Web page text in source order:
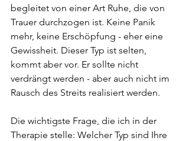
begleitet von einer Art Ruhe, die von
Trauer durchzogen ist. Keine Panik
mehr, keine Erschöpfung - eher eine
Gewissheit. Dieser Typ ist selten,
kommt aber vor. Er sollte nicht
verdrängt werden - aber auch nicht im
Rausch des Streits realisiert werden.
Die wichtigste Frage, die ich in der
Therapie stelle: Welcher Typ sind Ihre